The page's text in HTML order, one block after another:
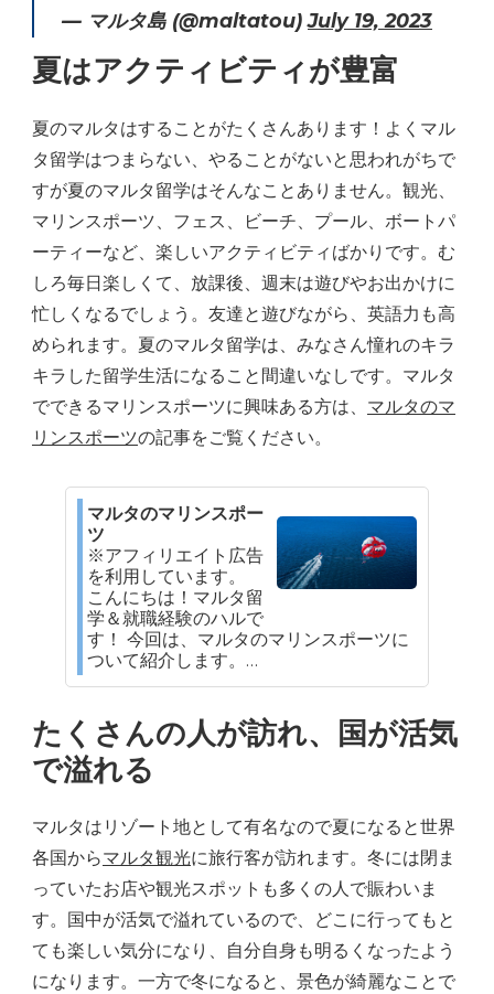
— マルタ島 (@maltatou)July 19, 2023
夏はアクティビティが豊富
夏のマルタはすることがたくさんあります！よくマル
タ留学はつまらない、やることがないと思われがちで
すが夏のマルタ留学はそんなことありません。観光、
マリンスポーツ、フェス、ビーチ、プール、ボートパ
ーティーなど、楽しいアクティビティばかりです。む
しろ毎日楽しくて、放課後、週末は遊びやお出かけに
忙しくなるでしょう。友達と遊びながら、英語力も高
められます。夏のマルタ留学は、みなさん憧れのキラ
キラした留学生活になること間違いなしです。マルタ
でできるマリンスポーツに興味ある方は、 マルタのマ
リンスポーツの記事をご覧ください。
マルタのマリンスポー
ツ
※アフィリエイト広告
を利用しています。
こんにちは！マルタ留
学＆就職経験のハルで
す！ 今回は、マルタのマリンスポーツに
ついて紹介します。…
たくさんの人が訪れ、国が活気
で溢れる
マルタはリゾート地として有名なので夏になると世界
各国からマルタ観光に旅行客が訪れます。冬には閉ま
っていたお店や観光スポットも多くの人で賑わいま
す。国中が活気で溢れているので、どこに行ってもと
ても楽しい気分になり、自分自身も明るくなったよう
になります。一方で冬になると、景色が綺麗なことで